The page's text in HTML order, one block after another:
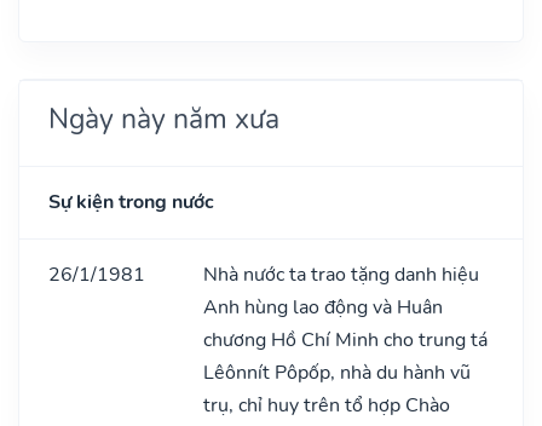
Ngày này năm xưa
Sự kiện trong nước
26/1/1981
Nhà nước ta trao tặng danh hiệu
Anh hùng lao động và Huân
chương Hồ Chí Minh cho trung tá
Lêônnít Pôpốp, nhà du hành vũ
trụ, chỉ huy trên tổ hợp Chào